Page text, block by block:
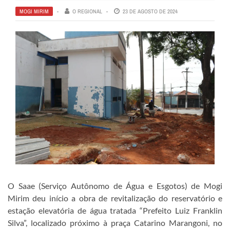
MOGI MIRIM O REGIONAL 23 DE AGOSTO DE 2024
O Saae (Serviço Autônomo de Água e Esgotos) de Mogi
Mirim deu início a obra de revitalização do reservatório e
estação elevatória de água tratada “Prefeito Luiz Franklin
Silva”, localizado próximo à praça Catarino Marangoni, no